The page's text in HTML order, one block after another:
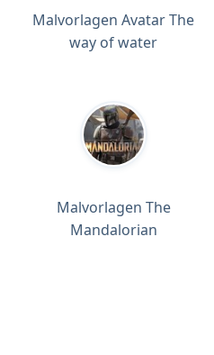
Malvorlagen Avatar The
way of water
Malvorlagen The
Mandalorian